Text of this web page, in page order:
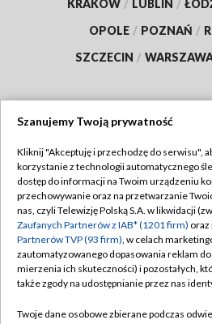
KRAKÓW / LUBLIN /
OPOLE / POZNAŃ /
SZCZECIN /
TVP
Abonament TVP
Emisja w TVP
Centrum informacji TVP
Naziemna Telewizja Cyfrowa
Regulamin
Polityka
Moje
Pomoc
Szanujemy Twoją prywatność
Kliknij "Akceptuję i przechodzę do serwisu",
korzystanie z technologii automatycznego
dostęp do informacji na Twoim urządzeniu
przechowywanie oraz na przetwarzanie
nas, czyli Telewizję Polską S.A. w likwidacji
Zaufanych Partnerów z IAB* (1201 firm) oraz
Partnerów TVP (93 firm), w celach
zautomatyzowanego dopasowania reklam
mierzenia ich skuteczności) i pozostałych,
także zgody na udostępnianie przez nas
Twoje dane osobowe zbierane podczas